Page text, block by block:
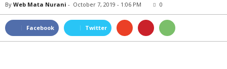
By Web Mata Nurani - October 7, 2019 - 1:06 PM 0
Facebook Twitter